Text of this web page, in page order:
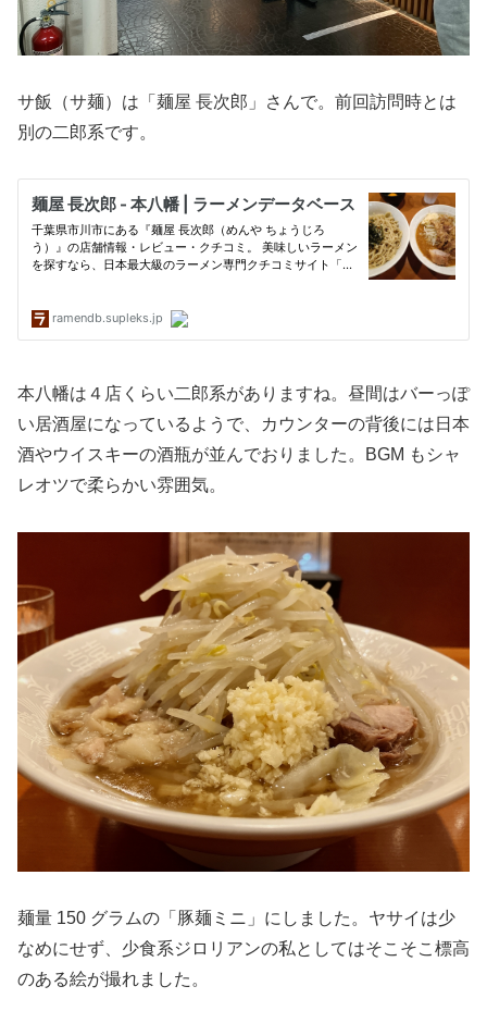
サ飯（サ麺）は「麺屋 長次郎」さんで。前回訪問時とは
別の二郎系です。
本八幡は４店くらい二郎系がありますね。昼間はバーっぽ
い居酒屋になっているようで、カウンターの背後には日本
酒やウイスキーの酒瓶が並んでおりました。BGM もシャ
レオツで柔らかい雰囲気。
麺量 150 グラムの「豚麺ミニ」にしました。ヤサイは少
なめにせず、少食系ジロリアンの私としてはそこそこ標高
のある絵が撮れました。